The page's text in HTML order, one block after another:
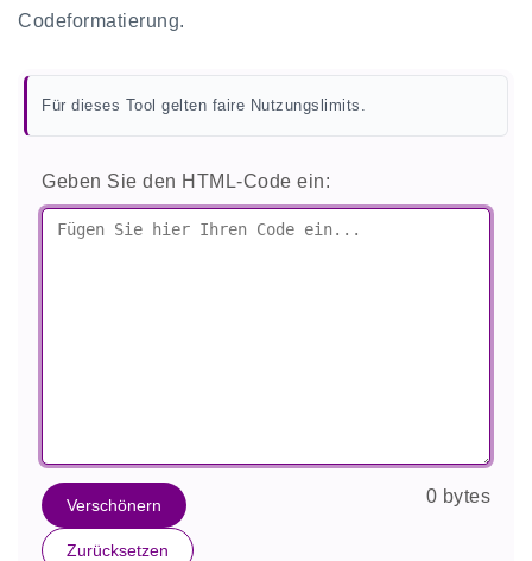
Codeformatierung.
Für dieses Tool gelten faire Nutzungslimits.
Geben Sie den HTML-Code ein:
Verschönern
Zurücksetzen
0 bytes